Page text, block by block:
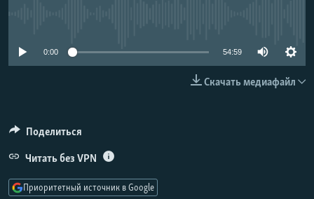
0:00 54:59
Скачать медиафайл
Поделиться
Читать без VPN
Приоритетный источник в Google